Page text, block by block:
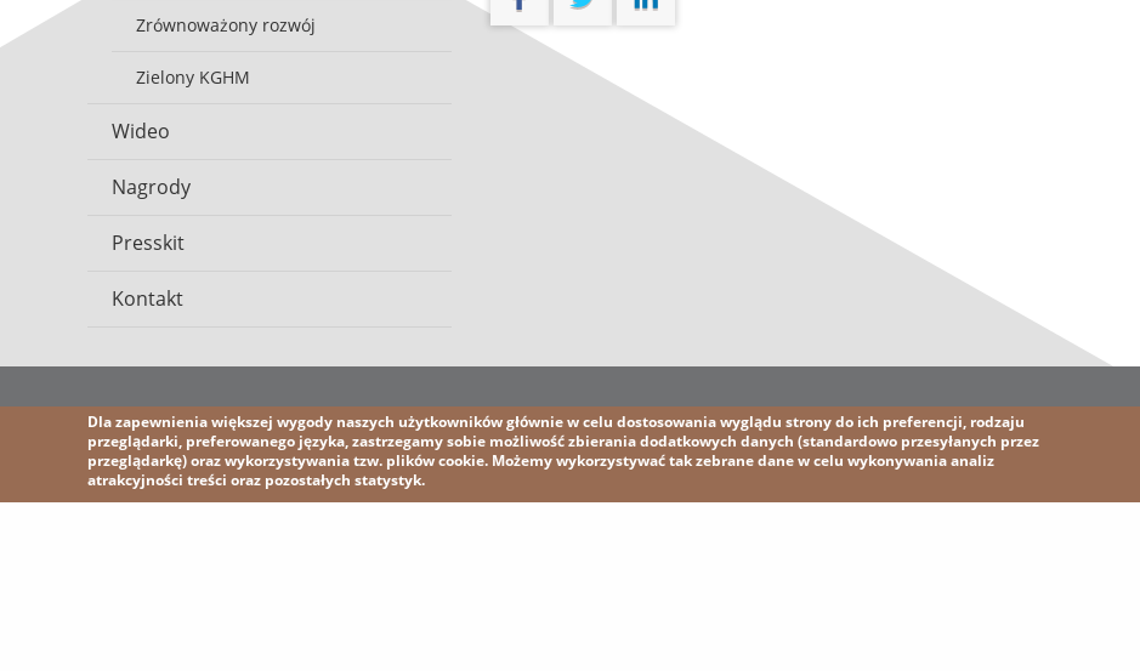
Zrównoważony rozwój
Zielony KGHM
Wideo
Nagrody
Presskit
Kontakt
2026 KGHM Wszelkie prawa zastrzeżone Nota prawna Polityka prywatności Kontakt
Dla zapewnienia większej wygody naszych użytkowników głównie w celu dostosowania wyglądu strony do ich preferencji, rodzaju
przeglądarki, preferowanego języka, zastrzegamy sobie możliwość zbierania dodatkowych danych (standardowo przesyłanych przez
przeglądarkę) oraz wykorzystywania tzw. plików cookie. Możemy wykorzystywać tak zebrane dane w celu wykonywania analiz
atrakcyjności treści oraz pozostałych statystyk.